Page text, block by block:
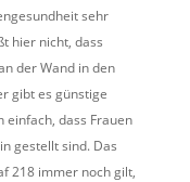
sehr
hier nicht, dass
der Wand in den
gibt es günstige
einfach, dass Frauen
gestellt sind. Das
218 immer noch gilt,